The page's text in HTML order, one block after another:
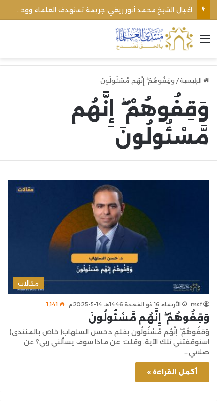
القائمة
الرئيسية/ وَقِفُوهُمْ ۖ إِنَّهُم مَّسْئُولُونَ
وَقِفُوهُمْ ۖ إِنَّهُم
مَّسْئُولُونَ
مقالات
msf الأربعاء 16 ذو القعدة 1446هـ 14-5-2025م 1٬141
وَقِفُوهُمْ ۖ إِنَّهُم مَّسْئُولُونَ
وَقِفُوهُمْ ۖ إِنَّهُم مَّسْئُولُونَ بقلم د.حسن السلهاب( خاص بالمنتدى)
استوقفتني تلك الآية، وقلت: عن ماذا سوف يسألني ربي؟ عن
صلاتي،…
أكمل القراءة »